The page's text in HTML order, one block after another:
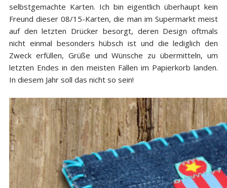
selbstgemachte Karten. Ich bin eigentlich überhaupt kein
Freund dieser 08/15-Karten, die man im Supermarkt meist
auf den letzten Drücker besorgt, deren Design oftmals
nicht einmal besonders hübsch ist und die lediglich den
Zweck erfüllen, Grüße und Wünsche zu übermitteln, um
letzten Endes in den meisten Fällen im Papierkorb landen.
In diesem Jahr soll das nicht so sein!